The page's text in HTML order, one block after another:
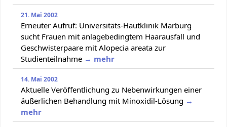
21. Mai 2002
Erneuter Aufruf: Universitäts-Hautklinik Marburg
sucht Frauen mit anlagebedingtem Haarausfall und
Geschwisterpaare mit Alopecia areata zur
Studienteilnahme → mehr
14. Mai 2002
Aktuelle Veröffentlichung zu Nebenwirkungen einer
äußerlichen Behandlung mit Minoxidil-Lösung →
mehr